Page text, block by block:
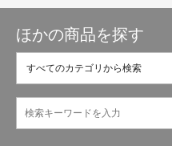
ほかの商品を探す